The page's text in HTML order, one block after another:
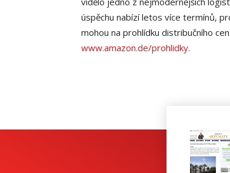
úspěchu nabízí letos více termínů,
mohou na prohlídku distribučního
www.amazon.de/prohlidky.